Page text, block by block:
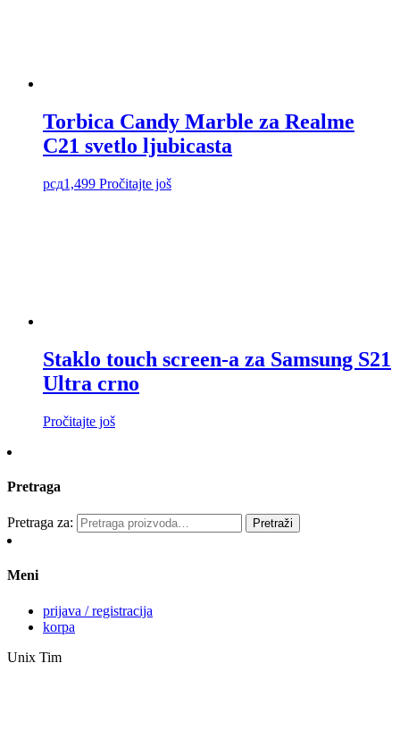
Torbica Candy Marble za Realme
C21 svetlo ljubicasta
рсд1,499 Pročitajte još
Staklo touch screen-a za Samsung S21
Ultra crno
Pročitajte još
Pretraga
Pretraga za: Pretraži
Meni
prijava / registracija
korpa
Unix Tim